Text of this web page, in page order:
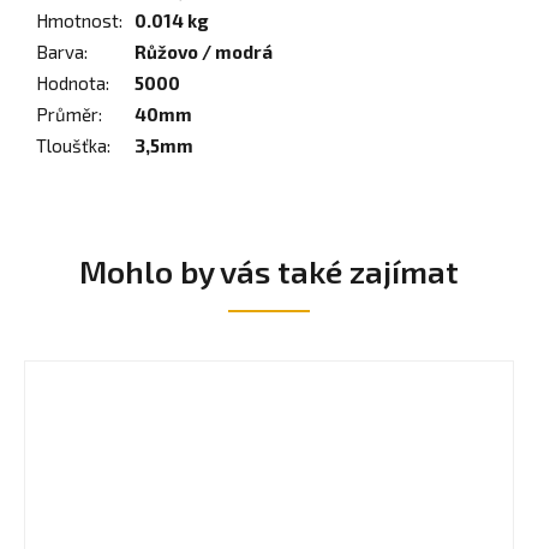
Hmotnost:
0.014 kg
Barva:
Růžovo / modrá
Hodnota:
5000
Průměr:
40mm
Tloušťka: 3,5mm
Mohlo by vás také zajímat